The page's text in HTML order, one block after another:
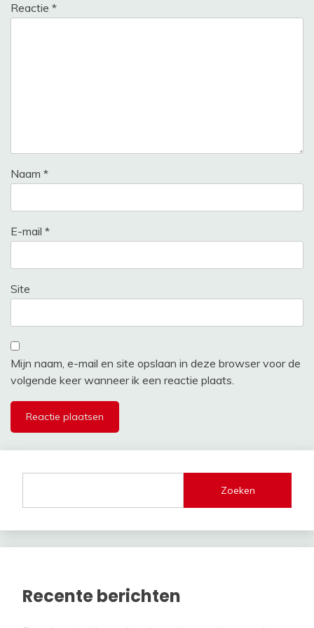
Reactie *
Naam *
E-mail *
Site
Mijn naam, e-mail en site opslaan in deze browser voor de
volgende keer wanneer ik een reactie plaats.
Zoeken
Recente berichten